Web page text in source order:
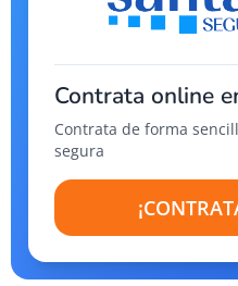
Contrata online
Contrata de forma
segura